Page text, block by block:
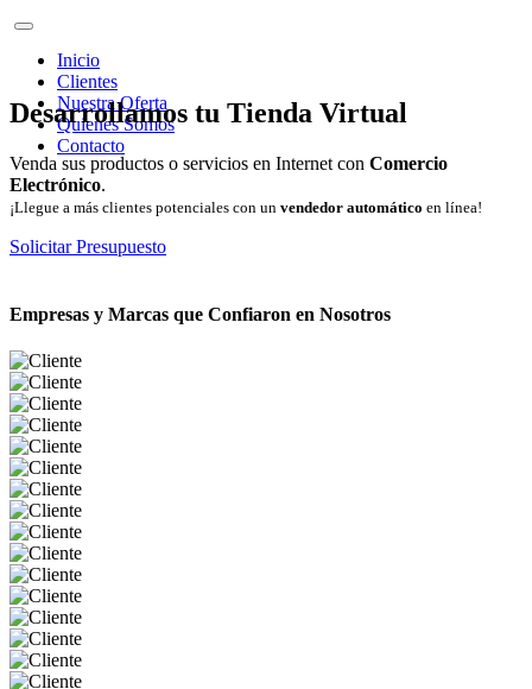
Inicio
Clientes
Nuestra Oferta
Quienes Somos
Contacto
Desarrollamos tu Tienda Virtual
Venda sus productos o servicios en Internet con Comercio
Electrónico.
¡Llegue a más clientes potenciales con un vendedor automático en línea!
Solicitar Presupuesto
Empresas y Marcas que Confiaron en Nosotros